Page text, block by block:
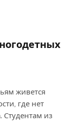
живется
где нет
Студентам из